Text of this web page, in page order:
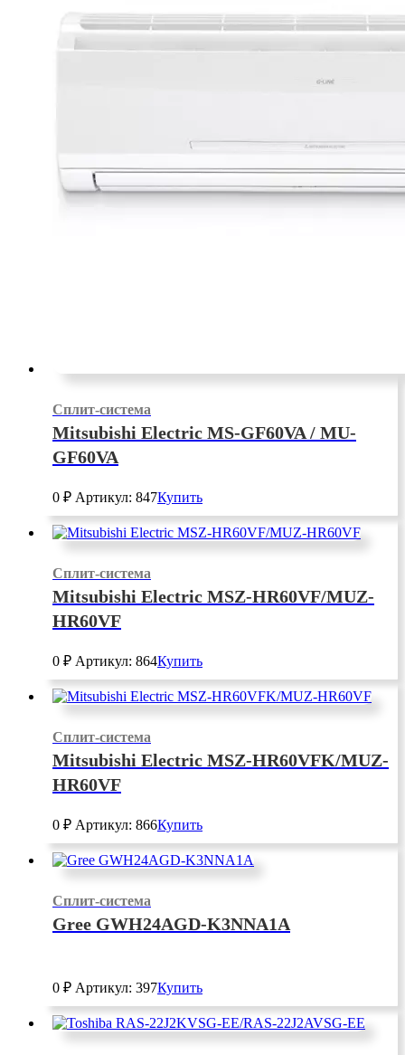
Сплит-система
Mitsubishi Electric MS-GF60VA / MU-
GF60VA
0 ₽ Артикул: 847Купить
Сплит-система
Mitsubishi Electric MSZ-HR60VF/MUZ-
HR60VF
0 ₽ Артикул: 864Купить
Сплит-система
Mitsubishi Electric MSZ-HR60VFK/MUZ-
HR60VF
0 ₽ Артикул: 866Купить
Сплит-система
Gree GWH24AGD-K3NNA1A
0 ₽ Артикул: 397Купить